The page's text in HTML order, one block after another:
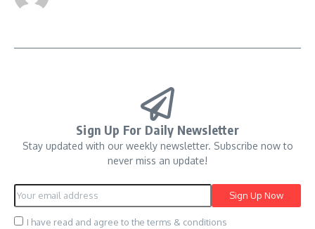
Sign Up For Daily Newsletter
Stay updated with our weekly newsletter. Subscribe now to
never miss an update!
I have read and agree to the terms & conditions